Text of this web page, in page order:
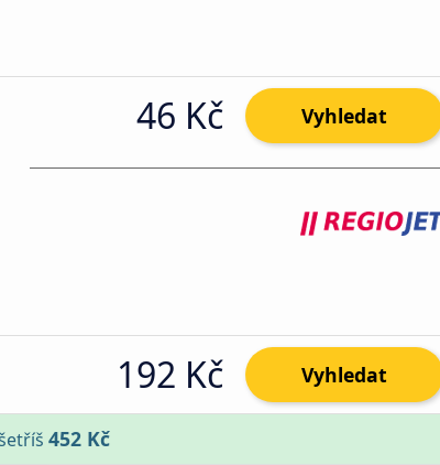
46 Kč Vyhledat
192 Kč Vyhledat
452 Kč